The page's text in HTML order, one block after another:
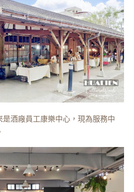
酒廠員工康樂中心，現為服務中